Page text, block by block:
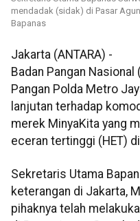
mendadak (sidak) di Pasar
Bapanas
Jakarta (ANTARA) -
Badan Pangan
Pangan Polda Metro
lanjutan terhadap
merek MinyaKita yang
eceran tertinggi (HET)
Sekretaris Utama
keterangan di Jakarta,
pihaknya telah